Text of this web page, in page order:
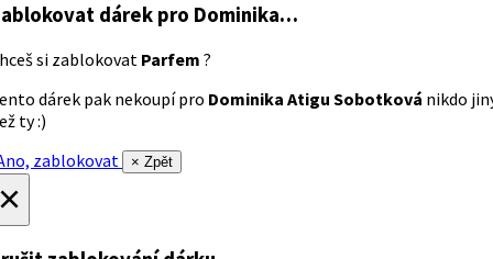
dárek pro Dominika…
si zablokovat Parfem ?
dárek pak nekoupí pro Dominika Atigu Sobotková nikdo
ty :)
zablokovat
× Zpět